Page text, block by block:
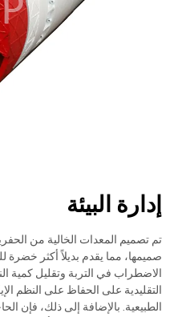
إدارة البيئة
تم تصميم المعدات الخالية من
صميمها، مما يقدم بديلاً أكثر خضرة
الاضطراب في التربة وتقليل كمية
التقليدية على الحفاظ على النظم
الطبيعية. بالإضافة إلى ذلك، فإن